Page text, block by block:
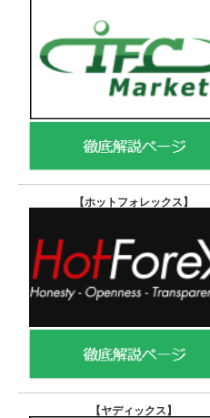
【ホットフォレックス】
【ヤディックス】